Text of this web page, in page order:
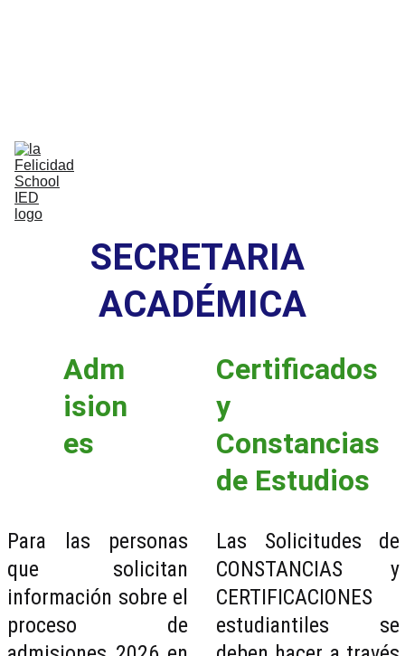
SECRETARIA
ACADÉMICA
Adm
ision
es
Certificados
y
Constancias
de Estudios
Para las personas
que solicitan
información sobre el
proceso de
Las Solicitudes de
CONSTANCIAS y
CERTIFICACIONES
estudiantiles se